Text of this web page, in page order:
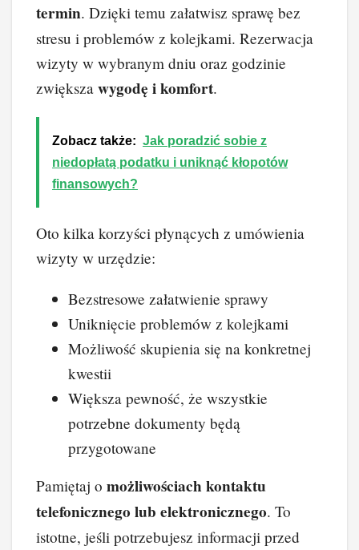
termin. Dzięki temu załatwisz sprawę bez
stresu i problemów z kolejkami. Rezerwacja
wizyty w wybranym dniu oraz godzinie
zwiększa wygodę i komfort.
Zobacz także: Jak poradzić sobie z
niedopłatą podatku i uniknąć kłopotów
finansowych?
Oto kilka korzyści płynących z umówienia
wizyty w urzędzie:
Bezstresowe załatwienie sprawy
Uniknięcie problemów z kolejkami
Możliwość skupienia się na konkretnej
kwestii
Większa pewność, że wszystkie
potrzebne dokumenty będą
przygotowane
Pamiętaj o możliwościach kontaktu
telefonicznego lub elektronicznego. To
istotne, jeśli potrzebujesz informacji przed